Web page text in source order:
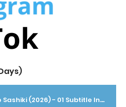
Ichijigen no Sashiki (2026) - 01 Subtitle Indonesia